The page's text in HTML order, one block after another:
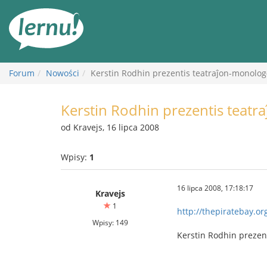
Forum Nowości Kerstin Rodhin prezentis teatraĵon-
Kerstin Rodhin prezentis
od Kravejs, 16 lipca 2008
Wpisy: 1
Kravejs
1
Wpisy: 149
16 lipca 2008, 17:18:17
http://
Kerstin Rodhin